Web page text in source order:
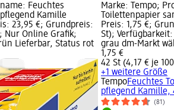
Feuchtes
Kamille
23,95 €; Grundpreis:
Nur Online Grafik;
Lieferbar, Status rot
Marke: Tempo;
Toilettenpapier
Preis: 1,75 €;
St);
grau dm-Markt
1,75 €
42 St (4,17 € je
+1 weitere Größe
TempoFeuchtes
pflegend Kamille,
(81)